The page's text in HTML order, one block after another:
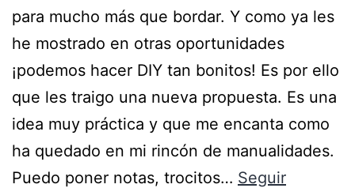
para mucho más que bordar. Y como ya les
he mostrado en otras oportunidades
¡podemos hacer DIY tan bonitos! Es por ello
que les traigo una nueva propuesta. Es una
idea muy práctica y que me encanta como
ha quedado en mi rincón de manualidades.
Puedo poner notas, trocitos… Seguir